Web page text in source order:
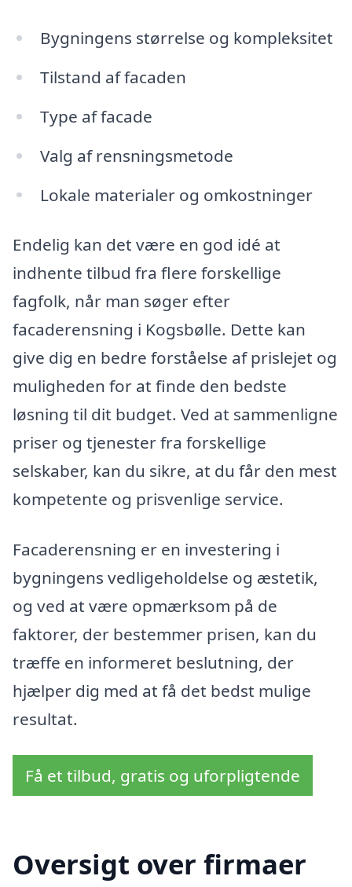
Bygningens størrelse og kompleksitet
Tilstand af facaden
Type af facade
Valg af rensningsmetode
Lokale materialer og omkostninger
Endelig kan det være en god idé at
indhente tilbud fra flere forskellige
fagfolk, når man søger efter
facaderensning i Kogsbølle. Dette kan
give dig en bedre forståelse af prislejet og
muligheden for at finde den bedste
løsning til dit budget. Ved at sammenligne
priser og tjenester fra forskellige
selskaber, kan du sikre, at du får den mest
kompetente og prisvenlige service.
Facaderensning er en investering i
bygningens vedligeholdelse og æstetik,
og ved at være opmærksom på de
faktorer, der bestemmer prisen, kan du
træffe en informeret beslutning, der
hjælper dig med at få det bedst mulige
resultat.
Få et tilbud, gratis og uforpligtende
Oversigt over firmaer